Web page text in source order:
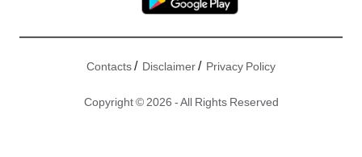
Contacts/ Disclaimer/ Privacy Policy
Copyright © 2026 - All Rights Reserved